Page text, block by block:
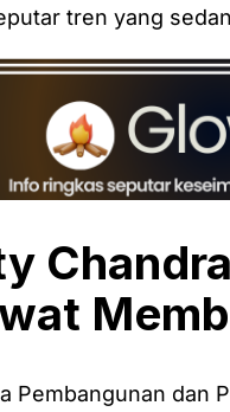
tren yang
Pembangunan dan